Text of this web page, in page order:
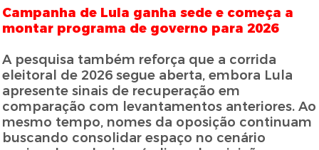
Campanha de Lula ganha sede e começa a
montar programa de governo para 2026
A pesquisa também reforça que a corrida
eleitoral de 2026 segue aberta, embora Lula
apresente sinais de recuperação em
comparação com levantamentos anteriores. Ao
mesmo tempo, nomes da oposição continuam
buscando consolidar espaço no cenário